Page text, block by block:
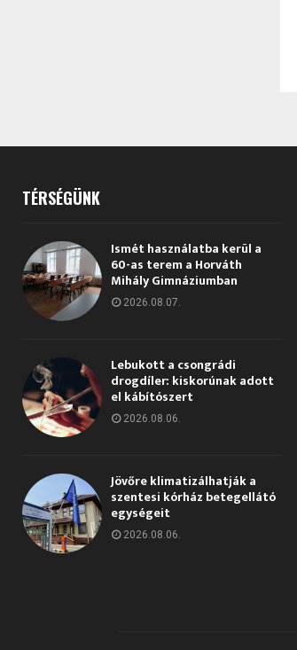
TÉRSÉGÜNK
Ismét használatba kerül a
60-as terem a Horváth
Mihály Gimnáziumban
2026.08.07.
Lebukott a csongrádi
drogdíler: kiskorúnak adott
el kábítószert
2026.08.06.
Jövőre klimatizálhatják a
szentesi kórház betegellátó
egységeit
2026.08.06.